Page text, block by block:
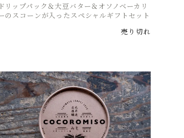
ドリップパック＆大豆バター＆オソノベーカリ
のスコーンが入ったスペシャルギフトセット
売り切れ